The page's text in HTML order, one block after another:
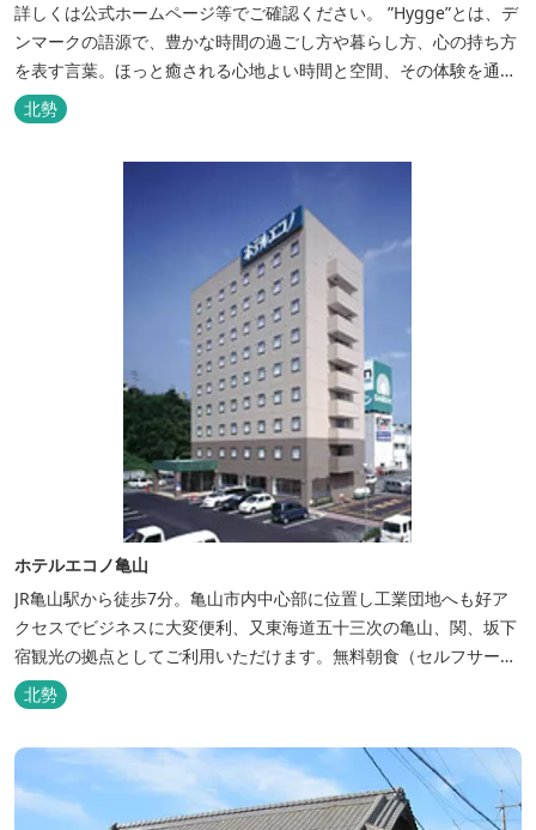
詳しくは公式ホームページ等でご確認ください。 ”Hygge”とは、デ
ンマークの語源で、豊かな時間の過ごし方や暮らし方、心の持ち方
を表す言葉。ほっと癒される心地よい時間と空間、その体験を通し
て得られる幸福感のことです。 デンマーク発のアウトドアブランド
「Nordisk（ノルディスク）」と三重県いなべ市が連携して手がけ
た日本初のアウトドアフィールドが、2023年４月３日にオープンし
北勢
ホテルエコノ亀山
JR亀山駅から徒歩7分。亀山市内中心部に位置し工業団地へも好ア
クセスでビジネスに大変便利、又東海道五十三次の亀山、関、坂下
宿観光の拠点としてご利用いただけます。無料朝食（セルフサービ
ス）、無料駐車場付で低価格な高機能ホテルです。
北勢